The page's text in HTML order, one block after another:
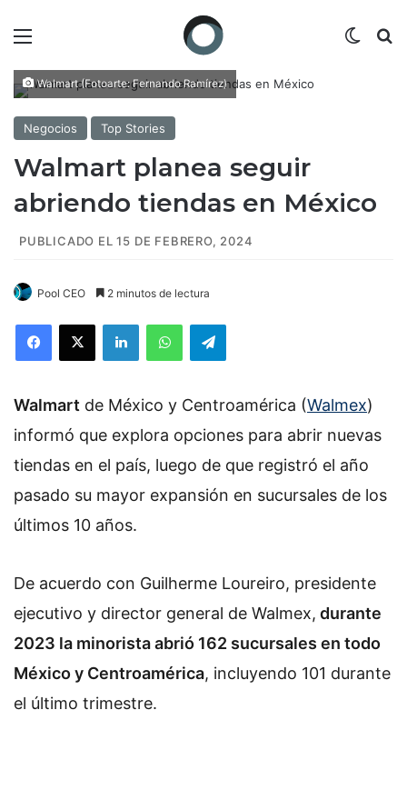
Walmart (Fotoarte: Fernando Ramírez)
Negocios Top Stories
Walmart planea seguir
abriendo tiendas en México
PUBLICADO EL 15 DE FEBRERO, 2024
Pool CEO 2 minutos de lectura
Walmart de México y Centroamérica (Walmex)
informó que explora opciones para abrir nuevas
tiendas en el país, luego de que registró el año
pasado su mayor expansión en sucursales de los
últimos 10 años.
De acuerdo con Guilherme Loureiro, presidente
ejecutivo y director general de Walmex, durante
2023 la minorista abrió 162 sucursales en todo
México y Centroamérica, incluyendo 101 durante
el último trimestre.